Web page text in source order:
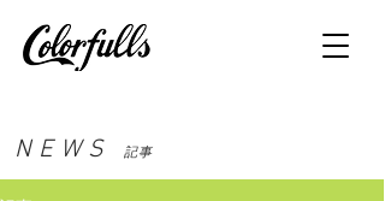
NEWS 記事